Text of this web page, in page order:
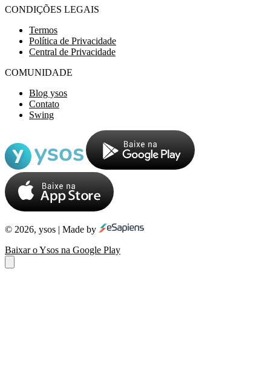
CONDIÇÕES LEGAIS
Termos
Política de Privacidade
Central de Privacidade
COMUNIDADE
Blog ysos
Contato
Swing
© 2026, ysos | Made by
Baixar o Ysos na Google Play